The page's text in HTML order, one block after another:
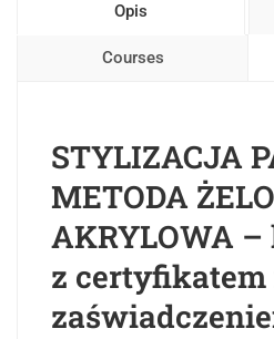
Opis
Courses
STYLIZACJA
METODA
AKRYLOWA
z